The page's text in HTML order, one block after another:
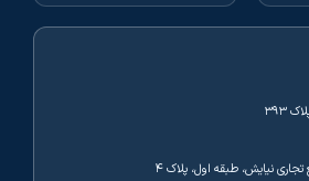
۳۹۳
نیایش، طبقه اول، پلاک ۴